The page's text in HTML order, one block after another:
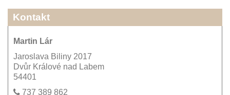
Kontakt
Martin Lár
Jaroslava Biliny 2017
Dvůr Králové nad Labem
54401
737 389 862